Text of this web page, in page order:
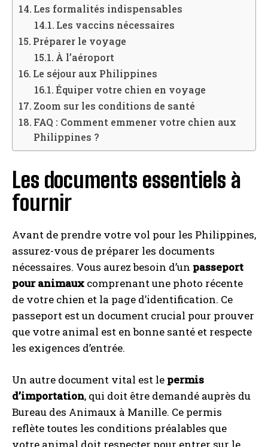
Les formalités indispensables
Les vaccins nécessaires
Préparer le voyage
À l’aéroport
Le séjour aux Philippines
Équiper votre chien en voyage
Zoom sur les conditions de santé
FAQ : Comment emmener votre chien aux
Philippines ?
Les documents essentiels à
fournir
Avant de prendre votre vol pour les Philippines,
assurez-vous de préparer les documents
nécessaires. Vous aurez besoin d’un passeport
pour animaux comprenant une photo récente
de votre chien et la page d’identification. Ce
passeport est un document crucial pour prouver
que votre animal est en bonne santé et respecte
les exigences d’entrée.
Un autre document vital est le permis
d’importation, qui doit être demandé auprès du
Bureau des Animaux à Manille. Ce permis
reflète toutes les conditions préalables que